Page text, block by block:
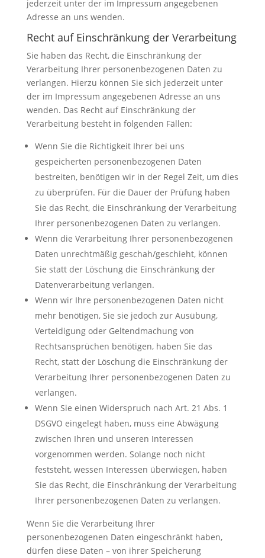
jederzeit unter der im Impressum angegebenen
Adresse an uns wenden.
Recht auf Einschränkung der Verarbeitung
Sie haben das Recht, die Einschränkung der
Verarbeitung Ihrer personenbezogenen Daten zu
verlangen. Hierzu können Sie sich jederzeit unter
der im Impressum angegebenen Adresse an uns
wenden. Das Recht auf Einschränkung der
Verarbeitung besteht in folgenden Fällen:
Wenn Sie die Richtigkeit Ihrer bei uns
gespeicherten personenbezogenen Daten
bestreiten, benötigen wir in der Regel Zeit, um dies
zu überprüfen. Für die Dauer der Prüfung haben
Sie das Recht, die Einschränkung der Verarbeitung
Ihrer personenbezogenen Daten zu verlangen.
Wenn die Verarbeitung Ihrer personenbezogenen
Daten unrechtmäßig geschah/geschieht, können
Sie statt der Löschung die Einschränkung der
Datenverarbeitung verlangen.
Wenn wir Ihre personenbezogenen Daten nicht
mehr benötigen, Sie sie jedoch zur Ausübung,
Verteidigung oder Geltendmachung von
Rechtsansprüchen benötigen, haben Sie das
Recht, statt der Löschung die Einschränkung der
Verarbeitung Ihrer personenbezogenen Daten zu
verlangen.
Wenn Sie einen Widerspruch nach Art. 21 Abs. 1
DSGVO eingelegt haben, muss eine Abwägung
zwischen Ihren und unseren Interessen
vorgenommen werden. Solange noch nicht
feststeht, wessen Interessen überwiegen, haben
Sie das Recht, die Einschränkung der Verarbeitung
Ihrer personenbezogenen Daten zu verlangen.
Wenn Sie die Verarbeitung Ihrer
personenbezogenen Daten eingeschränkt haben,
dürfen diese Daten – von ihrer Speicherung